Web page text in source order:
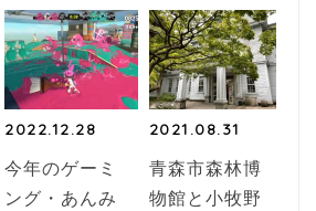
2022.12.28
今年のゲーミ
ング・あんみ
2021.08.31
青森市森林博
物館と小牧野